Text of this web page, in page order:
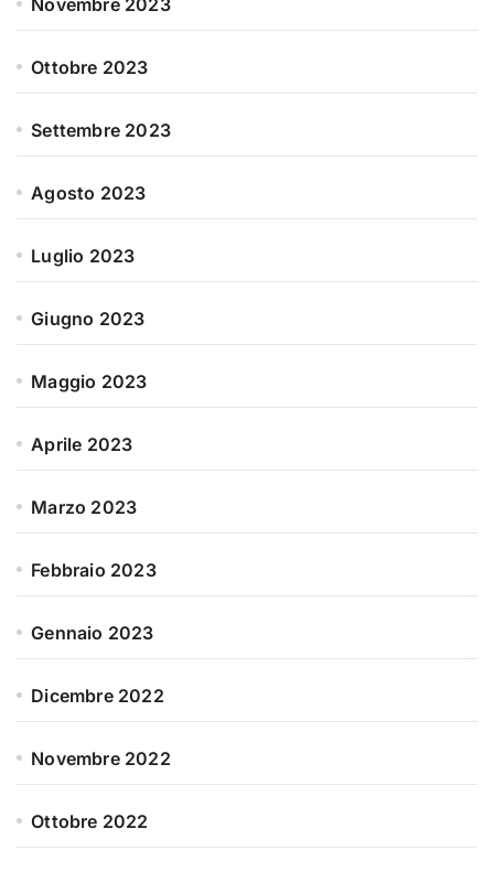
Novembre 2023
Ottobre 2023
Settembre 2023
Agosto 2023
Luglio 2023
Giugno 2023
Maggio 2023
Aprile 2023
Marzo 2023
Febbraio 2023
Gennaio 2023
Dicembre 2022
Novembre 2022
Ottobre 2022